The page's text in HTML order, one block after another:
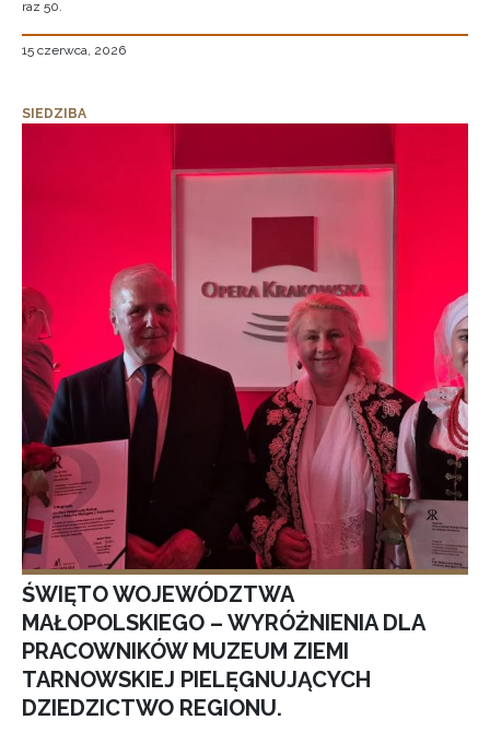
raz 50.
15 czerwca, 2026
SIEDZIBA
ŚWIĘTO WOJEWÓDZTWA
MAŁOPOLSKIEGO – WYRÓŻNIENIA DLA
PRACOWNIKÓW MUZEUM ZIEMI
TARNOWSKIEJ PIELĘGNUJĄCYCH
DZIEDZICTWO REGIONU.